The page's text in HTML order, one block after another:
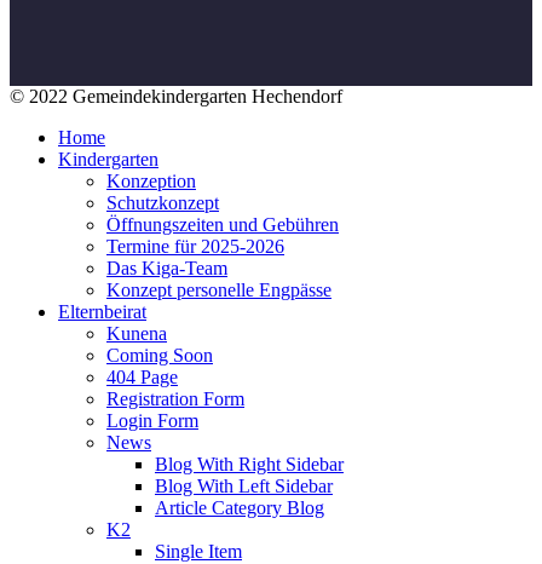
© 2022 Gemeindekindergarten Hechendorf
Home
Kindergarten
Konzeption
Schutzkonzept
Öffnungszeiten und Gebühren
Termine für 2025-2026
Das Kiga-Team
Konzept personelle Engpässe
Elternbeirat
Kunena
Coming Soon
404 Page
Registration Form
Login Form
News
Blog With Right Sidebar
Blog With Left Sidebar
Article Category Blog
K2
Single Item